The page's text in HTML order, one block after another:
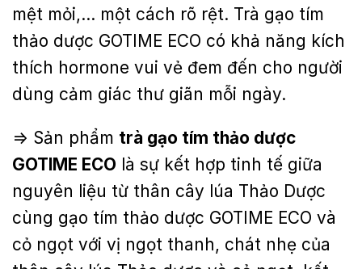
mệt mỏi,… một cách rõ rệt. Trà gạo tím
thảo dược GOTIME ECO có khả năng kích
thích hormone vui vẻ đem đến cho người
dùng cảm giác thư giãn mỗi ngày.
=> Sản phẩm trà gạo tím thảo dược
GOTIME ECO là sự kết hợp tinh tế giữa
nguyên liệu từ thân cây lúa Thảo Dược
cùng gạo tím thảo dược GOTIME ECO và
cỏ ngọt với vị ngọt thanh, chát nhẹ của